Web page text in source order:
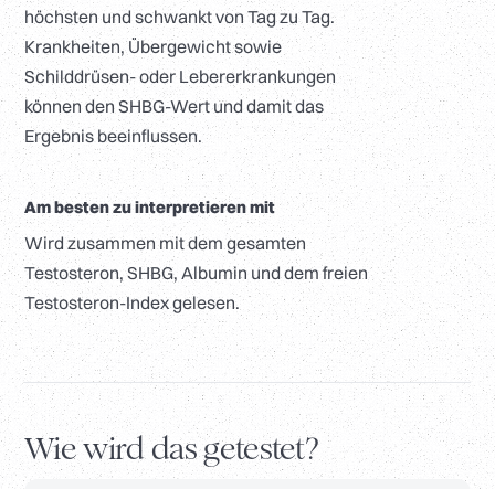
höchsten und schwankt von Tag zu Tag.
Krankheiten, Übergewicht sowie
Schilddrüsen- oder Lebererkrankungen
können den SHBG-Wert und damit das
Ergebnis beeinflussen.
Am besten zu interpretieren mit
Wird zusammen mit dem gesamten
Testosteron, SHBG, Albumin und dem freien
Testosteron-Index gelesen.
Wie wird das getestet?